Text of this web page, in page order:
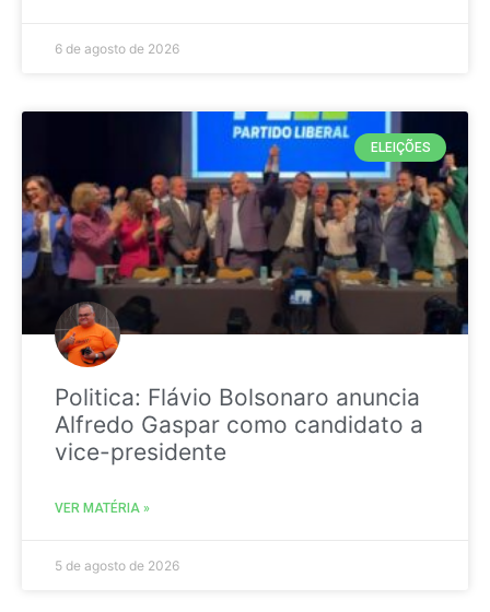
6 de agosto de 2026
ELEIÇÕES
Politica: Flávio Bolsonaro anuncia
Alfredo Gaspar como candidato a
vice-presidente
VER MATÉRIA »
5 de agosto de 2026